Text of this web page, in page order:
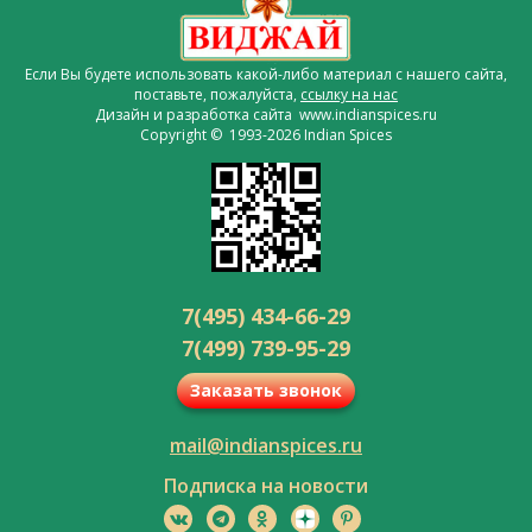
Если Вы будете использовать какой-либо материал с нашего сайта,
поставьте, пожалуйста, ссылку на нас
Дизайн и разработка сайта www.indianspices.ru
Copyright © 1993-2026 Indian Spices
7(495) 434-66-29
7(499) 739-95-29
Заказать звонок
mail@indianspices.ru
Подписка на новости